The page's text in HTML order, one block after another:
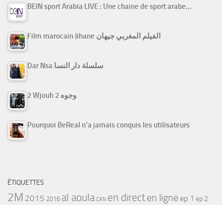
BEIN sport Arabia LIVE : Une chaine de sport arabe…
Film marocain Jihane الفيلم المغربي جيهان
Dar Nsa سلسلة دار النسا
2 Wjouh 2 وجوه
Pourquoi BeReal n’a jamais conquis les utilisateurs
ÉTIQUETTES
2M 2015 2016 al aoula CAN en directen ligne ep 1 ep 2